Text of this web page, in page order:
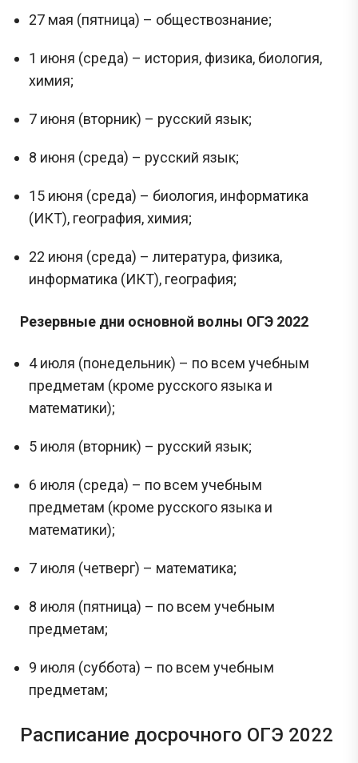
27 мая (пятница) – обществознание;
1 июня (среда) – история, физика, биология,
химия;
7 июня (вторник) – русский язык;
8 июня (среда) – русский язык;
15 июня (среда) – биология, информатика
(ИКТ), география, химия;
22 июня (среда) – литература, физика,
информатика (ИКТ), география;
Резервные дни основной волны ОГЭ 2022
4 июля (понедельник) – по всем учебным
предметам (кроме русского языка и
математики);
5 июля (вторник) – русский язык;
6 июля (среда) – по всем учебным
предметам (кроме русского языка и
математики);
7 июля (четверг) – математика;
8 июля (пятница) – по всем учебным
предметам;
9 июля (суббота) – по всем учебным
предметам;
Расписание досрочного ОГЭ 2022